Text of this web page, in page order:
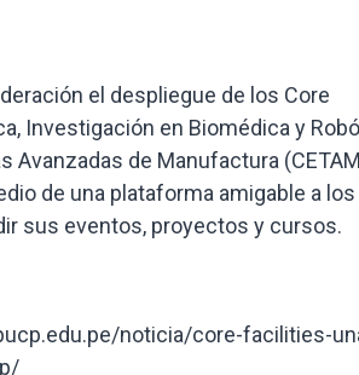
el despliegue de los Core
Investigación en Biomédica y
Avanzadas de Manufactura
de una plataforma amigable a los
sus eventos, proyectos y cursos.
noticia/core-facilities-